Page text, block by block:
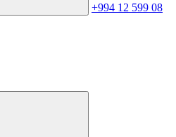
+994 12 599 08